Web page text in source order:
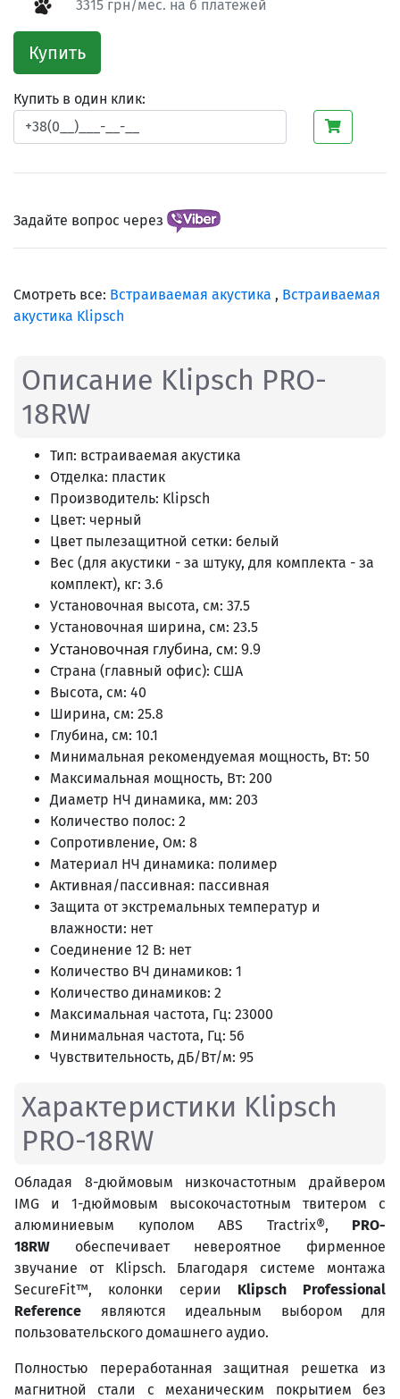
3315 грн/мес. на 6 платежей
Купить
Купить в один клик:
Задайте вопрос через
Смотреть все: Встраиваемая акустика , Встраиваемая
акустика Klipsch
Описание Klipsch PRO-
18RW
Тип: встраиваемая акустика
Отделка: пластик
Производитель: Klipsch
Цвет: черный
Цвет пылезащитной сетки: белый
Вес (для акустики - за штуку, для комплекта - за
комплект), кг: 3.6
Установочная высота, см: 37.5
Установочная ширина, см: 23.5
Установочная глубина, см: 9.9
Страна (главный офис): США
Высота, см: 40
Ширина, см: 25.8
Глубина, см: 10.1
Минимальная рекомендуемая мощность, Вт: 50
Максимальная мощность, Вт: 200
Диаметр НЧ динамика, мм: 203
Количество полос: 2
Сопротивление, Ом: 8
Материал НЧ динамика: полимер
Активная/пассивная: пассивная
Защита от экстремальных температур и
влажности: нет
Соединение 12 В: нет
Количество ВЧ динамиков: 1
Количество динамиков: 2
Максимальная частота, Гц: 23000
Минимальная частота, Гц: 56
Чувствительность, дБ/Вт/м: 95
Характеристики Klipsch
PRO-18RW
Обладая 8-дюймовым низкочастотным драйвером
IMG и 1-дюймовым высокочастотным твитером с
алюминиевым куполом ABS Tractrix®, PRO-
18RW обеспечивает невероятное фирменное
звучание от Klipsch. Благодаря системе монтажа
SecureFit™, колонки серии Klipsch Professional
Reference являются идеальным выбором для
пользовательского домашнего аудио.
Полностью переработанная защитная решетка из
магнитной стали с механическим покрытием без